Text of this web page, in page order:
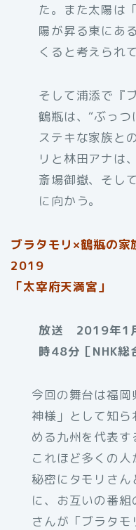
た。また太陽は
陽が昇る東にあ
くると考えられ
そして浦添で『
鶴瓶は、“ぶっ
ステキな家族と
リと林田アナは
斎場御嶽、そし
に向かう。
ブラタモリ×鶴瓶の
2019
「太宰府天満宮」
放送 2019年1
時48分［NHK総
今回の舞台は福
神様」として知
める九州を代表す
これほど多くの
秘密にタモリさ
に、お互いの番
さんが「ブラタ